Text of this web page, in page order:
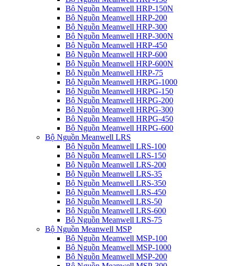
Bộ Nguồn Meanwell HRP-150N
Bộ Nguồn Meanwell HRP-200
Bộ Nguồn Meanwell HRP-300
Bộ Nguồn Meanwell HRP-300N
Bộ Nguồn Meanwell HRP-450
Bộ Nguồn Meanwell HRP-600
Bộ Nguồn Meanwell HRP-600N
Bộ Nguồn Meanwell HRP-75
Bộ Nguồn Meanwell HRPG-1000
Bộ Nguồn Meanwell HRPG-150
Bộ Nguồn Meanwell HRPG-200
Bộ Nguồn Meanwell HRPG-300
Bộ Nguồn Meanwell HRPG-450
Bộ Nguồn Meanwell HRPG-600
Bộ Nguồn Meanwell LRS
Bộ Nguồn Meanwell LRS-100
Bộ Nguồn Meanwell LRS-150
Bộ Nguồn Meanwell LRS-200
Bộ Nguồn Meanwell LRS-35
Bộ Nguồn Meanwell LRS-350
Bộ Nguồn Meanwell LRS-450
Bộ Nguồn Meanwell LRS-50
Bộ Nguồn Meanwell LRS-600
Bộ Nguồn Meanwell LRS-75
Bộ Nguồn Meanwell MSP
Bộ Nguồn Meanwell MSP-100
Bộ Nguồn Meanwell MSP-1000
Bộ Nguồn Meanwell MSP-200